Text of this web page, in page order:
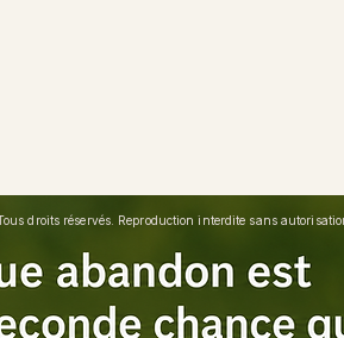
droits réservés. Reproduction interdite sans